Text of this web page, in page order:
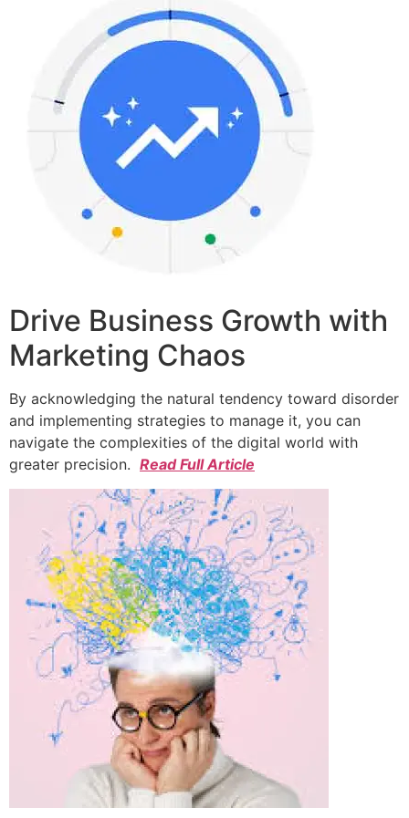
Drive Business Growth with
Marketing Chaos
By acknowledging the natural tendency toward disorder
and implementing strategies to manage it, you can
navigate the complexities of the digital world with
greater precision. Read Full Article